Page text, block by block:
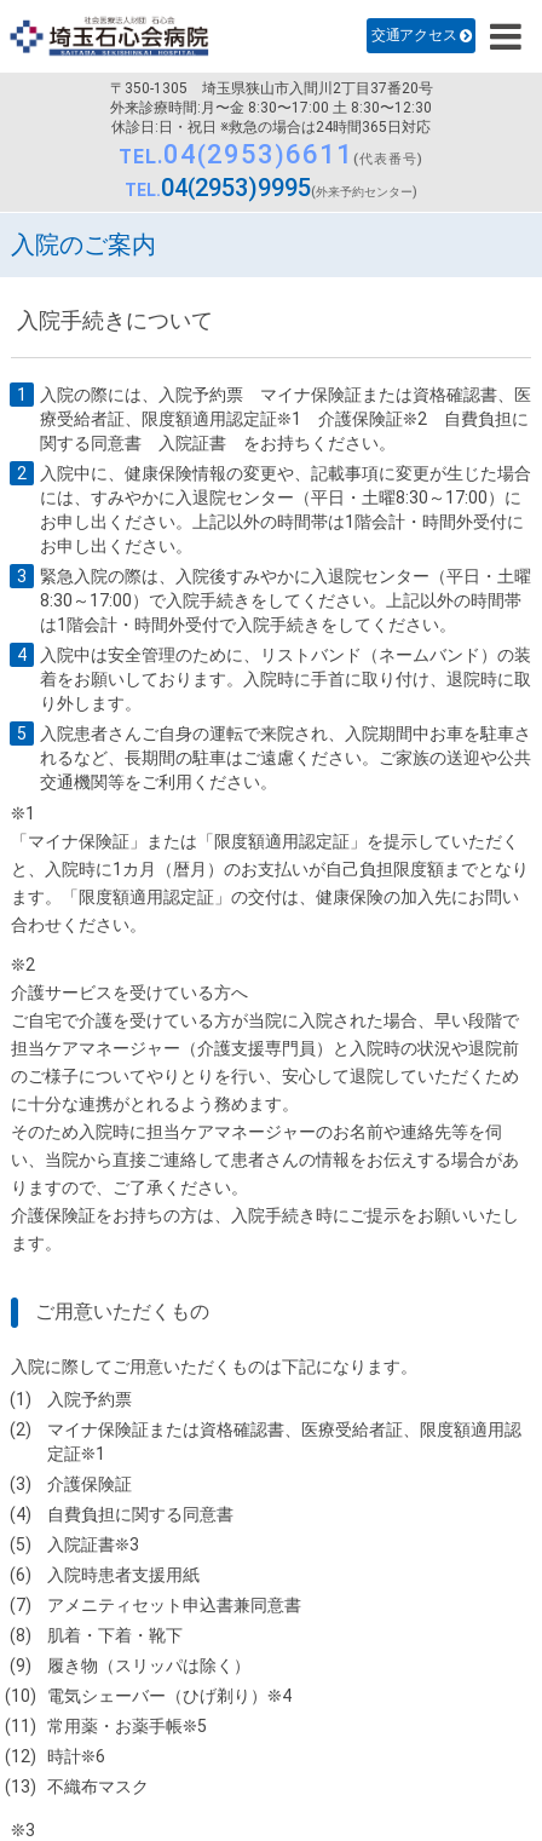
〒350-1305
埼玉県狭山市入間川2丁目37番20号
外来診療時間:月〜金 8:30〜17:00 土 8:30〜12:30
休診日:日・祝日 ※救急の場合は24時間365日対応
TEL.04 2953 6611 (代表番号)
TEL.04 2953 9995(外来予約センター)
診療科のご案内
病院紹介
医師・研修医採用
交通アクセス
入院のご案内
入院手続きについて
入院の際には、入院予約票 マイナ保険証または資格確認書、医
療受給者証、限度額適用認定証❊1 介護保険証❊2 自費負担に
関する同意書 入院証書 をお持ちください。
入院中に、健康保険情報の変更や、記載事項に変更が生じた場合
には、すみやかに入退院センター（平日・土曜8:30～17:00）に
お申し出ください。上記以外の時間帯は1階会計・時間外受付に
お申し出ください。
緊急入院の際は、入院後すみやかに入退院センター（平日・土曜
8:30～17:00）で入院手続きをしてください。上記以外の時間帯
は1階会計・時間外受付で入院手続きをしてください。
入院中は安全管理のために、リストバンド（ネームバンド）の装
着をお願いしております。入院時に手首に取り付け、退院時に取
り外します。
入院患者さんご自身の運転で来院され、入院期間中お車を駐車さ
れるなど、長期間の駐車はご遠慮ください。ご家族の送迎や公共
交通機関等をご利用ください。
❊1
「マイナ保険証」または「限度額適用認定証」を提示していただく
と、入院時に1カ月（暦月）のお支払いが自己負担限度額までとなり
ます。「限度額適用認定証」の交付は、健康保険の加入先にお問い
合わせください。
❊2
介護サービスを受けている方へ
ご自宅で介護を受けている方が当院に入院された場合、早い段階で
担当ケアマネージャー（介護支援専門員）と入院時の状況や退院前
のご様子についてやりとりを行い、安心して退院していただくため
に十分な連携がとれるよう務めます。
そのため入院時に担当ケアマネージャーのお名前や連絡先等を伺
い、当院から直接ご連絡して患者さんの情報をお伝えする場合があ
りますので、ご了承ください。
介護保険証をお持ちの方は、入院手続き時にご提示をお願いいたし
ます。
ご用意いただくもの
入院に際してご用意いただくものは下記になります。
入院予約票
マイナ保険証または資格確認書、医療受給者証、限度額適用認
定証❊1
介護保険証
自費負担に関する同意書
入院証書❊3
入院時患者支援用紙
アメニティセット申込書兼同意書
肌着・下着・靴下
履き物（スリッパは除く）
電気シェーバー（ひげ剃り）❊4
常用薬・お薬手帳❊5
時計❊6
不織布マスク
❊3